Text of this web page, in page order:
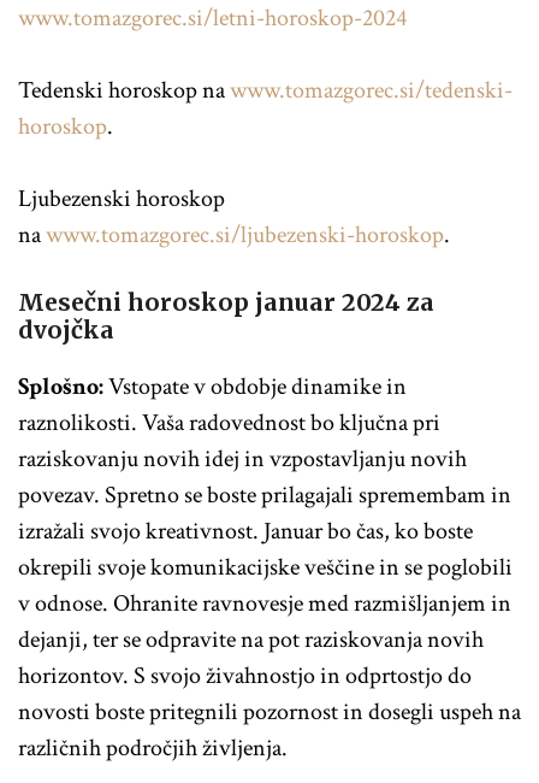
www.tomazgorec.si/letni-horoskop-2024
Tedenski horoskop nawww.tomazgorec.si/tedenski-
horoskop.
Ljubezenski horoskop
nawww.tomazgorec.si/ljubezenski-horoskop.
Mesečni horoskop januar 2024 za
dvojčka
Splošno:Vstopate v obdobje dinamike in
raznolikosti. Vaša radovednost bo ključna pri
raziskovanju novih idej in vzpostavljanju novih
povezav. Spretno se boste prilagajali spremembam in
izražali svojo kreativnost. Januar bo čas, ko boste
okrepili svoje komunikacijske veščine in se poglobili
v odnose. Ohranite ravnovesje med razmišljanjem in
dejanji, ter se odpravite na pot raziskovanja novih
horizontov. S svojo živahnostjo in odprtostjo do
novosti boste pritegnili pozornost in dosegli uspeh na
različnih področjih življenja.